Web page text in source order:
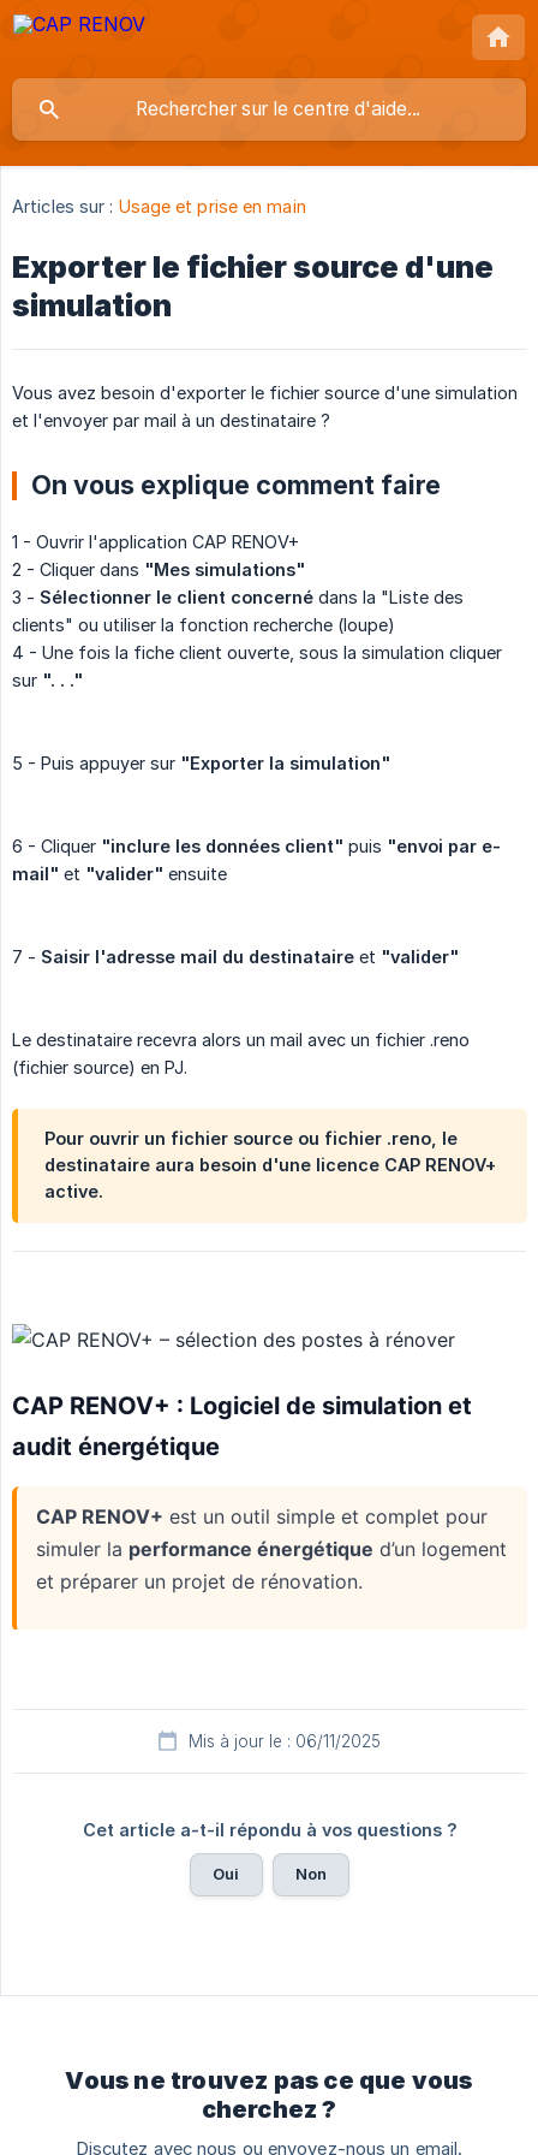
Articles sur : Usage et prise en main
Exporter le fichier source d'une
simulation
Vous avez besoin d'exporter le fichier source d'une simulation
et l'envoyer par mail à un destinataire ?
On vous explique comment faire
1 - Ouvrir l'application CAP RENOV+
2 - Cliquer dans "Mes simulations"
3 - Sélectionner le client concerné dans la "Liste des
clients" ou utiliser la fonction recherche (loupe)
4 - Une fois la fiche client ouverte, sous la simulation cliquer
sur ". . ."
5 - Puis appuyer sur "Exporter la simulation"
6 - Cliquer "inclure les données client" puis "envoi par e-
mail" et "valider" ensuite
7 - Saisir l'adresse mail du destinataire et "valider"
Le destinataire recevra alors un mail avec un fichier .reno
(fichier source) en PJ.
Pour ouvrir un fichier source ou fichier .reno, le
destinataire aura besoin d'une licence CAP RENOV+
active.
Mis à jour le : 06/11/2025
Cet article a-t-il répondu à vos questions ?
Oui Non
Vous ne trouvez pas ce que vous
cherchez ?
Discutez avec nous ou envoyez-nous un email.